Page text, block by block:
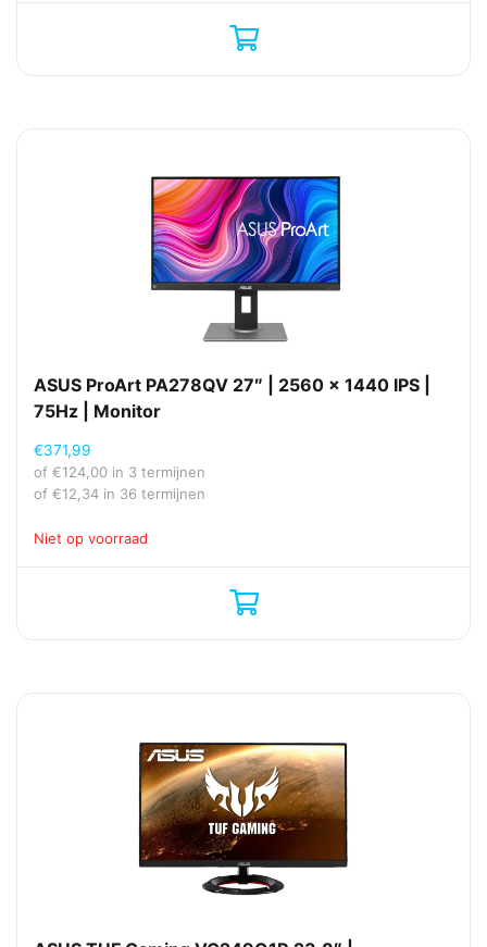
ASUS ProArt PA278QV 27″ | 2560 x 1440 IPS |
75Hz | Monitor
€371,99
of €124,00 in 3 termijnen
of €12,34 in 36 termijnen
Niet op voorraad